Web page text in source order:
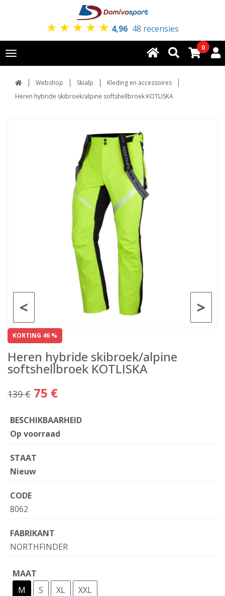
★ ★ ★ ★ ★ 4,96 48 recensies
Toggle
navigation
0
Webshop Skialp
Kleding en accessoires
Heren hybride skibroek/alpine softshellbroek KOTLISKA
>
<
KORTING 46 %
Heren hybride skibroek/alpine
softshellbroek KOTLISKA
139 € 75 €
BESCHIKBAARHEID
Op voorraad
STAAT
Nieuw
CODE
8062
FABRIKANT
NORTHFINDER
MAAT
M
S XL XXL